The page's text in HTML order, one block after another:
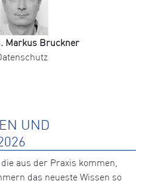
Markus Bruckner
UND
aus der Praxis kommen,
das neueste Wissen so